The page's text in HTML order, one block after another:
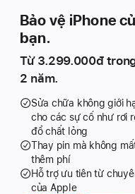
Bảo vệ iPhone
bạn.
Từ 3.299.000đ
2 năm.
Sửa chữa không giới
cho các sự cố như rơi
đổ chất lỏng
Thay pin mà không
thêm phí
Hỗ trợ ưu tiên từ
của Apple